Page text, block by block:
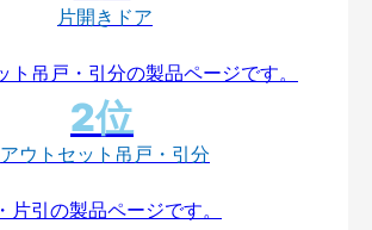
片開きドア
アウトセット吊戸・引分